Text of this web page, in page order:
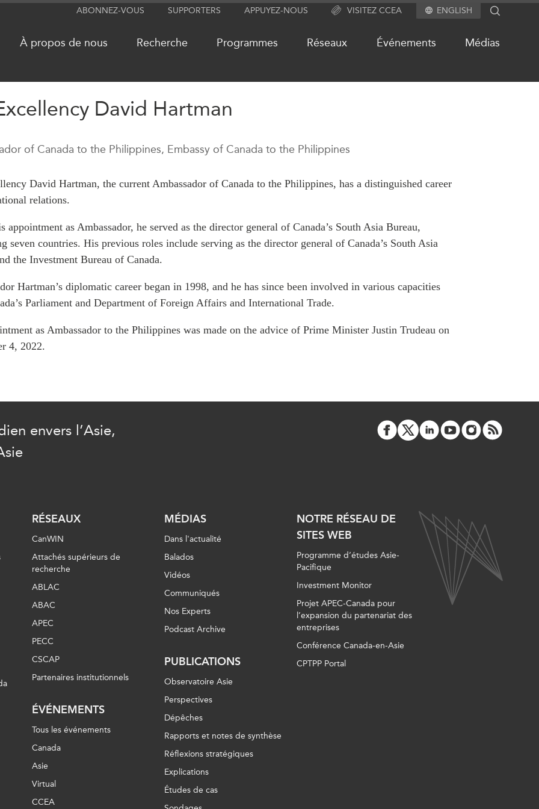
ABONNEZ-VOUS SUPPORTERS APPUYEZ-NOUS VISITEZ CCEA ENGLISH SEARCH
À propos de nous Recherche Programmes Réseaux Événements Médias
pour
CanWIN
ABLAC
ABAC
APEC
PECC
CSCAP
ÉVÉNEMENTS
Tous les événements
CCEA
Dans l'actualité
Vidéos
Nos Experts
Podcast Archive
Dépêches
Études de cas
Pacifique
l’expansion du partenariat des
entreprises
David Hartman
of Canada to the Philippines, Embassy of Canada to the Philippines
David Hartman, the current Ambassador of Canada to the Philippines, has a distinguished career
relations.
appointment as Ambassador, he served as the director general of Canada’s South Asia Bureau,
seven countries. His previous roles include serving as the director general of Canada’s South Asia
the Investment Bureau of Canada.
Hartman’s diplomatic career began in 1998, and he has since been involved in various capacities
Parliament and Department of Foreign Affairs and International Trade.
as Ambassador to the Philippines was made on the advice of Prime Minister Justin Trudeau on
4, 2022.
envers l’Asie,
RÉSEAUX
CanWIN
Attachés supérieurs de
recherche
ABLAC
ABAC
APEC
PECC
CSCAP
Partenaires institutionnels
ÉVÉNEMENTS
Tous les événements
Canada
Asie
Virtual
CCEA
MÉDIAS
Dans l'actualité
Balados
Vidéos
Communiqués
Nos Experts
Podcast Archive
PUBLICATIONS
Observatoire Asie
Perspectives
Dépêches
Rapports et notes de synthèse
Réflexions stratégiques
Explications
Études de cas
NOTRE RÉSEAU DE
SITES WEB
Programme d’études Asie-
Pacifique
Investment Monitor
Projet APEC-Canada pour
l’expansion du partenariat des
entreprises
Conférence Canada-en-Asie
CPTPP Portal